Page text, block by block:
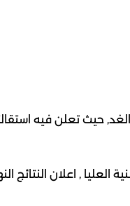
حيث تعلن فيه
العليا , اعلان النتائج